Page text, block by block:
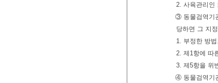
2. 사육관리인
③ 동물검역기
당하면 그 지
1. 부정한 방
2. 제1항에 따
3. 제5항을 위
④ 동물검역기